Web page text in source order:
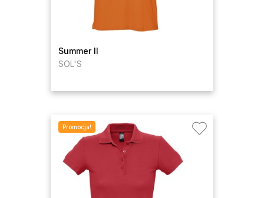
Summer II
SOL'S
Promocja!